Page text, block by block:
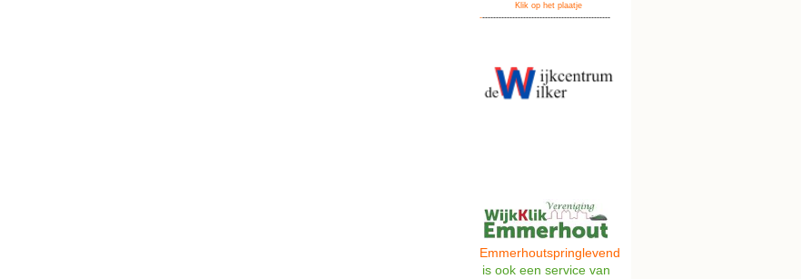
Klik op het plaatje
------------------------------------------------
Emmerhoutspringlevend
is ook een service van